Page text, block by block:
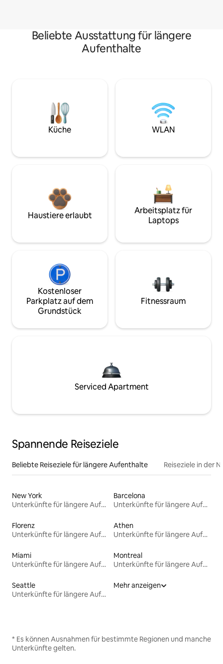
Beliebte Ausstattung für längere
Aufenthalte
Küche WLAN
Haustiere erlaubt
Arbeitsplatz für
Laptops
Kostenloser
Parkplatz auf dem
Grundstück
Fitnessraum
Serviced Apartment
Spannende Reiseziele
Beliebte Reiseziele für längere Aufenthalte Reiseziele in der
New York
Unterkünfte für längere Aufenthalte
Barcelona
Unterkünfte für längere Aufenthalte
Florenz
Unterkünfte für längere Aufenthalte
Athen
Unterkünfte für längere Aufenthalte
Miami
Unterkünfte für längere Aufenthalte
Montreal
Unterkünfte für längere Aufenthalte
Seattle
Unterkünfte für längere Aufenthalte
Mehr anzeigen
* Es können Ausnahmen für bestimmte Regionen und manche
Unterkünfte gelten.